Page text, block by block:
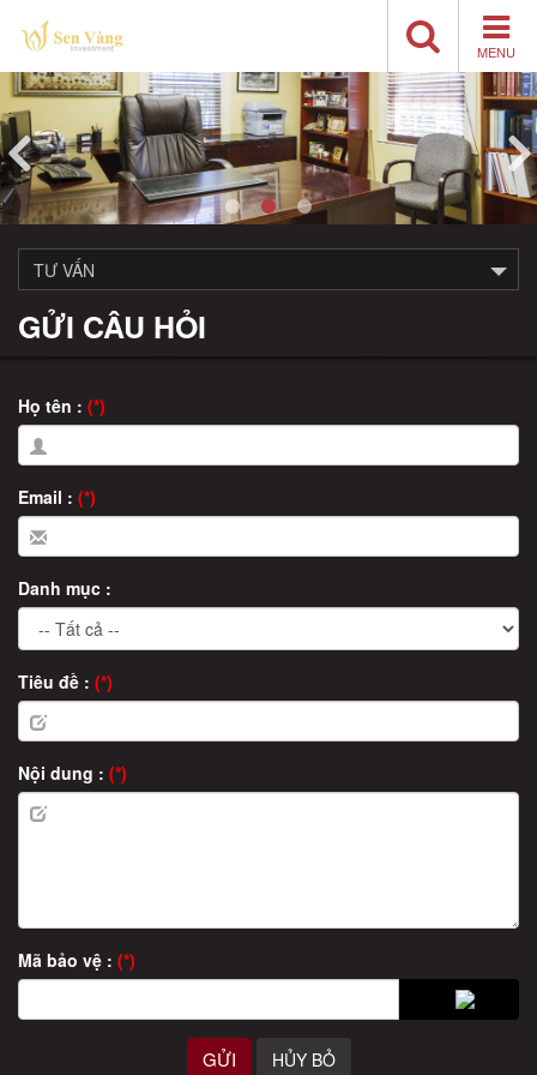
MENU
TƯ VẤN
GỬI CÂU HỎI
Họ tên : (*)
Email : (*)
Danh mục :
Tiêu đề : (*)
Nội dung : (*)
Mã bảo vệ : (*)
GỬI HỦY BỎ